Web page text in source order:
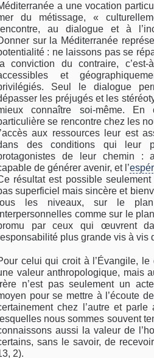
a une vocation
du métissage, «
au dialogue et à
sur la Méditerranée
: ne laissons pas se
conviction du contraire,
et
Seul le dialogue
les préjugés et les
connaître soi-même. En
se rencontre chez les
aux ressources leur est
des conditions qui leur
de leur chemin :
de générer avenir, et l’
résultat est possible
superficiel mais sincère et
les niveaux, sur le plan
comme sur le
par ceux qui œuvrent
plus grande vis à vis
celui qui croit à l’Évangile, le
valeur anthropologique, mais
n’est pas seulement un
pour se mettre à l’écoute
chez l’autre et
nous sommes souvent
aussi la valeur de
sans le savoir, de
2).